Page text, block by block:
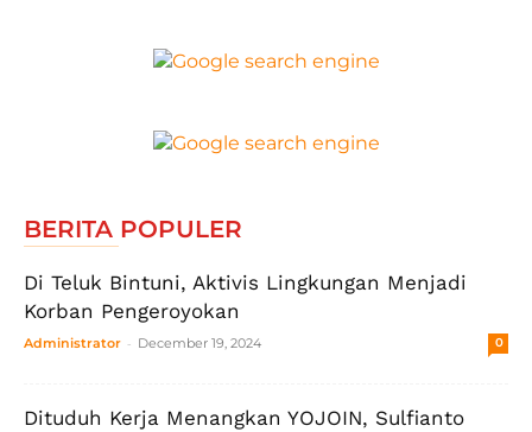
BERITA POPULER
Di Teluk Bintuni, Aktivis Lingkungan Menjadi
Korban Pengeroyokan
Administrator - December 19, 2024 0
Dituduh Kerja Menangkan YOJOIN, Sulfianto